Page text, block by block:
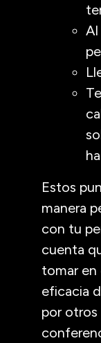
Al
Estos
manera
con tu
cuenta
tomar en
eficacia
por